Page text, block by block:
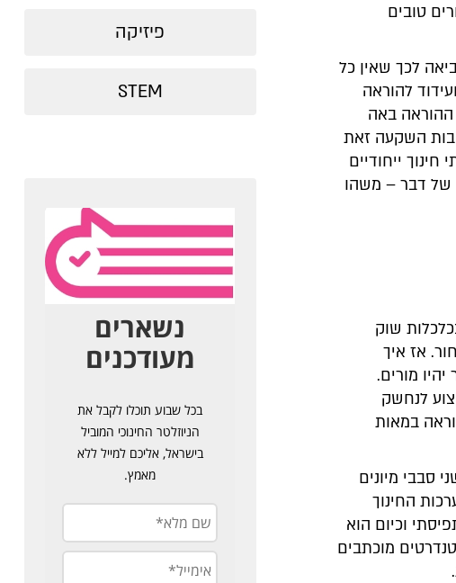
טובים
לכך שאין כל
להוראה
ההוראה באה
השקעה זאת
ייחודיים
של דבר – משהו
שוק
אז איך
מורים.
לנחשק
במאות
סבבי מיונים
החינוך
וכיום הוא
מוכתבים
פיזיקה
STEM